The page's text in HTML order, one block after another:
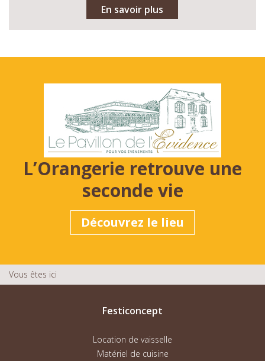
En savoir plus
L’Orangerie retrouve une
seconde vie
Découvrez le lieu
Vous êtes ici
Festiconcept
Location de vaisselle
Matériel de cuisine